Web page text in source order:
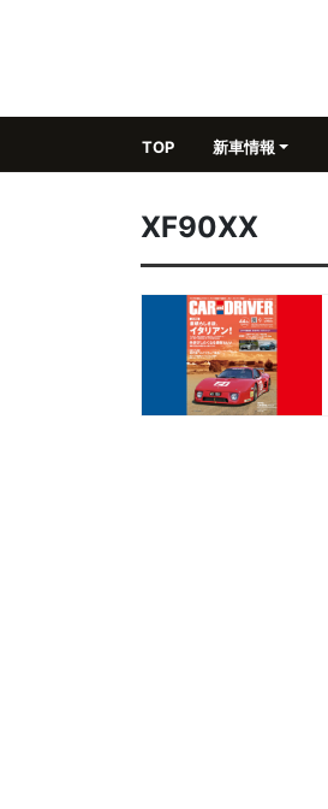
TOP 新車情報
XF90XX